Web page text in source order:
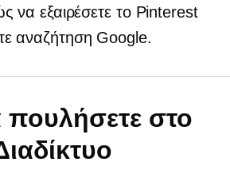
να εξαιρέσετε το Pinterest
αναζήτηση Google.
στο